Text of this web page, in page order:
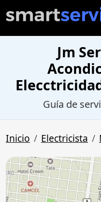
Jm
Guía de
Inicio Electricista